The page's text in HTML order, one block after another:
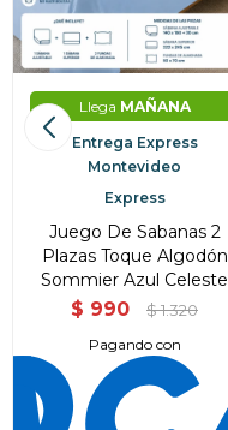
Llega MAÑANA
Entrega Express
Montevideo
Express
Juego De Sabanas 2
Plazas Toque Algodón
Sommier Azul Celeste
$ 990 $ 1.320
Pagando con